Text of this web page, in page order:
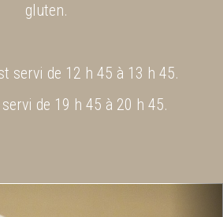
gluten.
servi de 12 h 45 à 13 h 45.
de 19 h 45 à 20 h 45.